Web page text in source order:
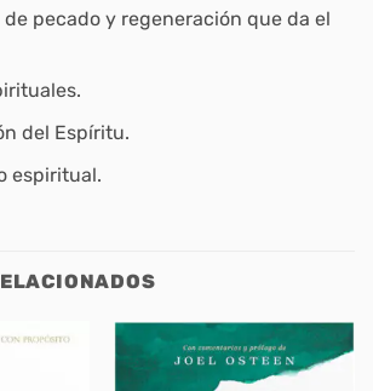
pecado y regeneración que da el
del Espíritu.
espiritual.